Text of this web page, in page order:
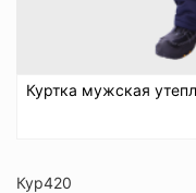
Куртка мужская
Кур420